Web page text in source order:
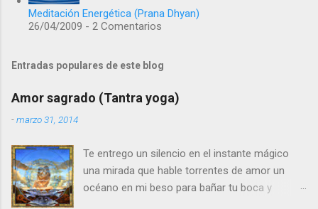
Meditación Energética (Prana Dhyan)
26/04/2009 - 2 Comentarios
Entradas populares de este blog
Amor sagrado (Tantra yoga)
-marzo 31, 2014
Te entrego un silencio en el instante mágico
una mirada que hable torrentes de amor un
océano en mi beso para bañar tu boca y